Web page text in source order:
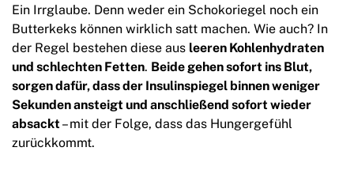
Ein Irrglaube. Denn weder ein Schokoriegel noch ein
Butterkeks können wirklich satt machen. Wie auch? In
der Regel bestehen diese aus leeren Kohlenhydraten
und schlechten Fetten. Beide gehen sofort ins Blut,
sorgen dafür, dass der Insulinspiegel binnen weniger
Sekunden ansteigt und anschließend sofort wieder
absackt – mit der Folge, dass das Hungergefühl
zurückkommt.